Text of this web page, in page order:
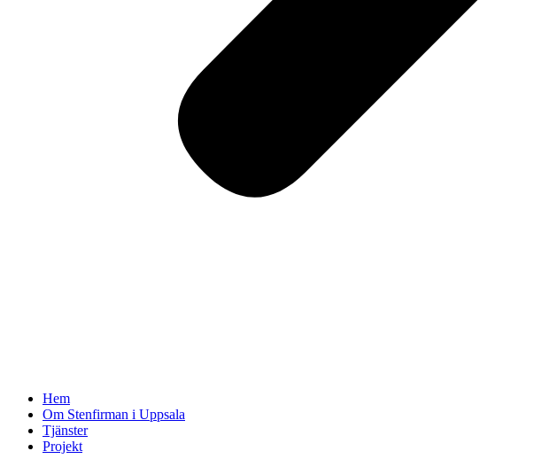
Hem
Om Stenfirman i Uppsala
Tjänster
Projekt